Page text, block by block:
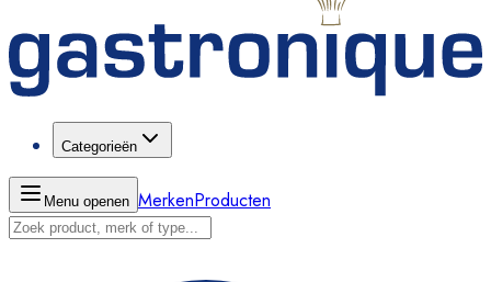
Categorieën
Menu openen MerkenProducten